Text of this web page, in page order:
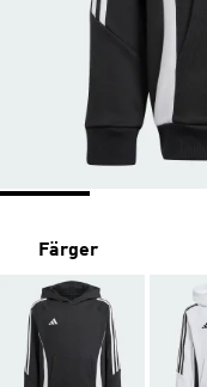
Färger